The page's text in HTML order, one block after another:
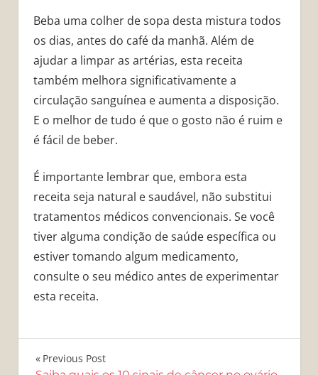
Beba uma colher de sopa desta mistura todos
os dias, antes do café da manhã. Além de
ajudar a limpar as artérias, esta receita
também melhora significativamente a
circulação sanguínea e aumenta a disposição.
E o melhor de tudo é que o gosto não é ruim e
é fácil de beber.
É importante lembrar que, embora esta
receita seja natural e saudável, não substitui
tratamentos médicos convencionais. Se você
tiver alguma condição de saúde específica ou
estiver tomando algum medicamento,
consulte o seu médico antes de experimentar
esta receita.
Navegação
Previous Post